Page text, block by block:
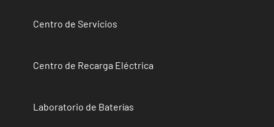
Centro de Servicios
Centro de Recarga Eléctrica
Laboratorio de Baterías